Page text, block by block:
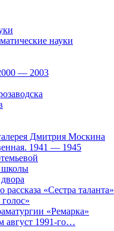
науки
— 2003
Дмитрия Москина
1941 — 1945
школы
рассказа «Сестра таланта»
«Ремарка»
1991-го…